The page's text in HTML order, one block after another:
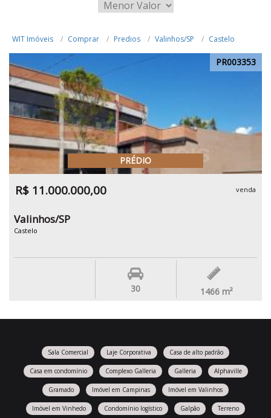
WIT Imóveis Comprar Predios Valinhos/SP Castelo
PR003353
PRÉDIO
R$ 11.000.000,00 venda
Valinhos/SP
Castelo
30 1466 m²
Sala Comercial Laje Corporativa Casa de alto padrão
Casa em condomínio Complexo Galleria Galleria Alphaville
Gramado Imóvel em Campinas Imóvel em Valinhos
Imóvel em Vinhedo Condomínio logístico Galpão Terreno